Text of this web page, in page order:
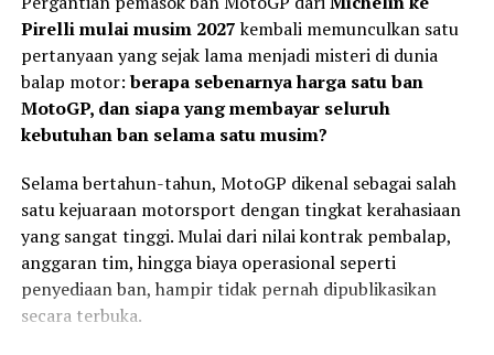
Veda Bidik Performa Lebih
Konsisten
Di sisi lain, Veda memiliki target yang berbeda. Setelah
kedelapan di Jerman, pembalap #9 ingin
mempertahankan tren positif sekaligus semakin
mendekati kelompok terdepan.
Veda menilai Silverstone merupakan sirkuit yang spesial
karena karakter lintasannya yang panjang dan cepat. Ia
Usai balapan, Kiandra mengakui kesalahan saat start
menjadi faktor utama yang memengaruhi hasil akhir.
“Saya melakukan
Pirelli mulai musim 2027kembali memunculkan satu
pertanyaan yang sejak lama menjadi misteri di dunia
balap motor:berapa sebenarnya harga satu ban
MotoGP, dan siapa yang membayar seluruh
kebutuhan ban selama satu musim?
Selama bertahun-tahun, MotoGP dikenal sebagai salah
satu kejuaraan motorsport dengan tingkat kerahasiaan
yang sangat tinggi. Mulai dari nilai kontrak pembalap,
anggaran tim, hingga biaya operasional seperti
penyediaan ban, hampir tidak pernah dipublikasikan
secara terbuka.